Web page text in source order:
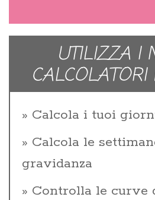
UTILIZZA I
Calcola i tuoi
Calcola le
gravidanza
Controlla le curve